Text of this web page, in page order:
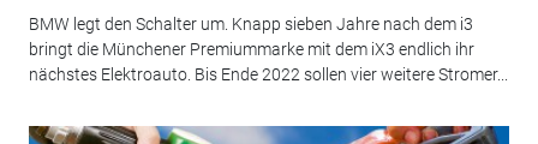
BMW legt den Schalter um. Knapp sieben Jahre nach dem i3
bringt die Münchener Premiummarke mit dem iX3 endlich ihr
nächstes Elektroauto. Bis Ende 2022 sollen vier weitere Stromer...